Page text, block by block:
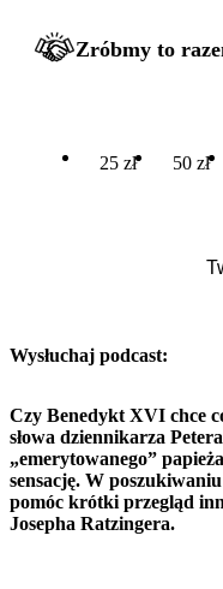
Zróbmy to
25 zł 50 zł
Wysłuchaj podcast:
Czy Benedykt XVI chce
słowa dziennikarza
„emerytowanego”
sensację. W
pomóc krótki przegląd
Josepha Ratzingera.